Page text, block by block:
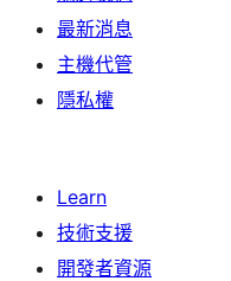
最新消息
主機代管
隱私權
Learn
技術支援
開發者資源